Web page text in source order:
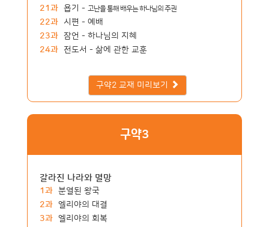
21과 욥기 - 고난을 통해 배우는 하나님의 주권
22과
시편 - 예배
23과 잠언 - 하나님의 지혜
24과
전도서 - 삶에 관한 교훈
구약2 교재 미리보기
구약3
갈라진 나라와 멸망
1과 분열된 왕국
2과 엘리야의 대결
3과 엘리야의 회복